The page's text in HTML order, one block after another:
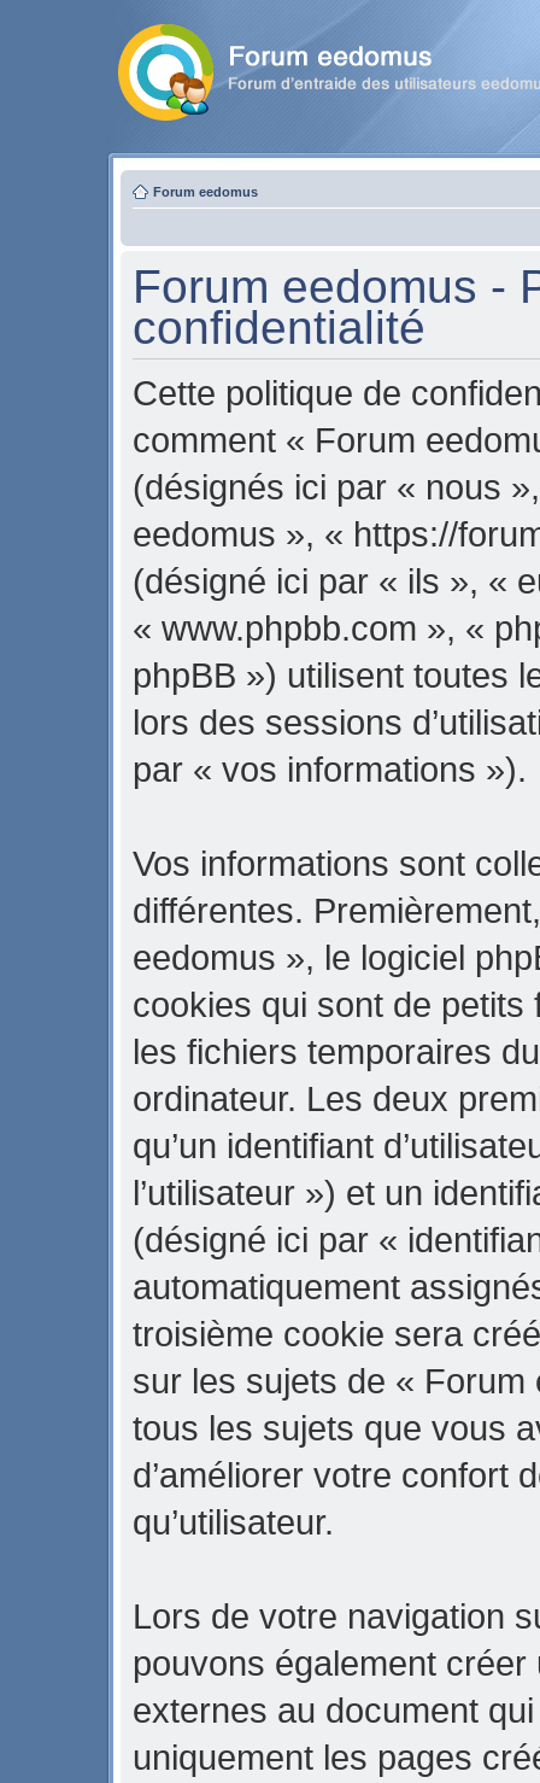
Forum eedomus
Forum eedomus -
confidentialité
Cette politique de
comment « Forum
(désignés ici par « nous
eedomus », « https://
(désigné ici par « ils », «
« www.phpbb.com », «
phpBB ») utilisent toutes
lors des sessions
par « vos informations »).
Vos informations sont
différentes.
eedomus », le logiciel
cookies qui sont de
les fichiers temporaires
ordinateur. Les deux
qu’un identifiant
l’utilisateur ») et un
(désigné ici par «
automatiquement
troisième cookie sera
sur les sujets de «
tous les sujets que vous
d’améliorer votre confort
qu’utilisateur.
Lors de votre navigation
pouvons également
externes au document
uniquement les pages